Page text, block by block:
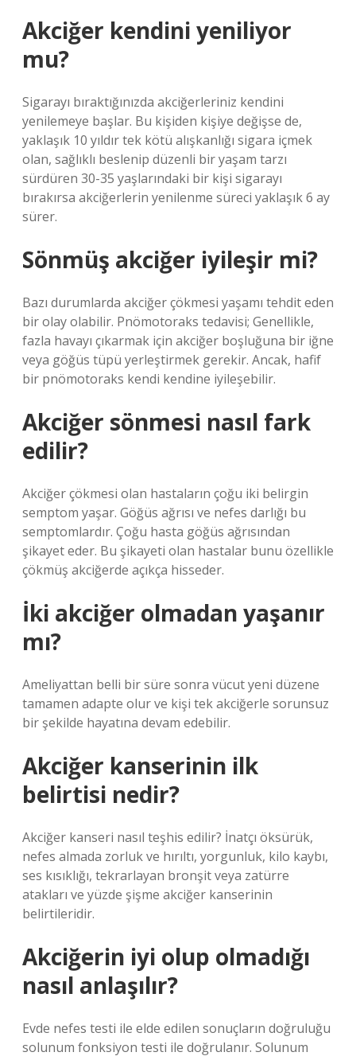
Akciğer kendini yeniliyor
mu?
Sigarayı bıraktığınızda akciğerleriniz kendini
yenilemeye başlar. Bu kişiden kişiye değişse de,
yaklaşık 10 yıldır tek kötü alışkanlığı sigara içmek
olan, sağlıklı beslenip düzenli bir yaşam tarzı
sürdüren 30-35 yaşlarındaki bir kişi sigarayı
bırakırsa akciğerlerin yenilenme süreci yaklaşık 6 ay
sürer.
Sönmüş akciğer iyileşir mi?
Bazı durumlarda akciğer çökmesi yaşamı tehdit eden
bir olay olabilir. Pnömotoraks tedavisi; Genellikle,
fazla havayı çıkarmak için akciğer boşluğuna bir iğne
veya göğüs tüpü yerleştirmek gerekir. Ancak, hafif
bir pnömotoraks kendi kendine iyileşebilir.
Akciğer sönmesi nasıl fark
edilir?
Akciğer çökmesi olan hastaların çoğu iki belirgin
semptom yaşar. Göğüs ağrısı ve nefes darlığı bu
semptomlardır. Çoğu hasta göğüs ağrısından
şikayet eder. Bu şikayeti olan hastalar bunu özellikle
çökmüş akciğerde açıkça hisseder.
İki akciğer olmadan yaşanır
mı?
Ameliyattan belli bir süre sonra vücut yeni düzene
tamamen adapte olur ve kişi tek akciğerle sorunsuz
bir şekilde hayatına devam edebilir.
Akciğer kanserinin ilk
belirtisi nedir?
Akciğer kanseri nasıl teşhis edilir? İnatçı öksürük,
nefes almada zorluk ve hırıltı, yorgunluk, kilo kaybı,
ses kısıklığı, tekrarlayan bronşit veya zatürre
atakları ve yüzde şişme akciğer kanserinin
belirtileridir.
Akciğerin iyi olup olmadığı
nasıl anlaşılır?
Evde nefes testi ile elde edilen sonuçların doğruluğu
solunum fonksiyon testi ile doğrulanır. Solunum